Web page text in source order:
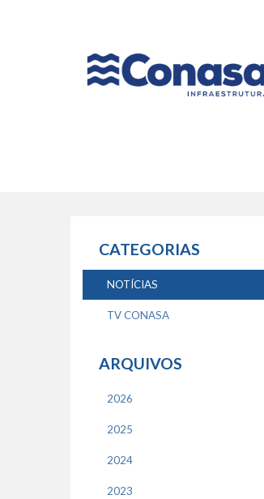
CATEGORIAS
NOTÍCIAS
TV CONASA
ARQUIVOS
2026
2025
2024
2023